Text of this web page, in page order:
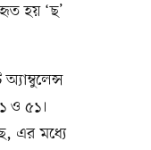
হয় ‘ছ’
ও ৫১।
এর মধ্যে